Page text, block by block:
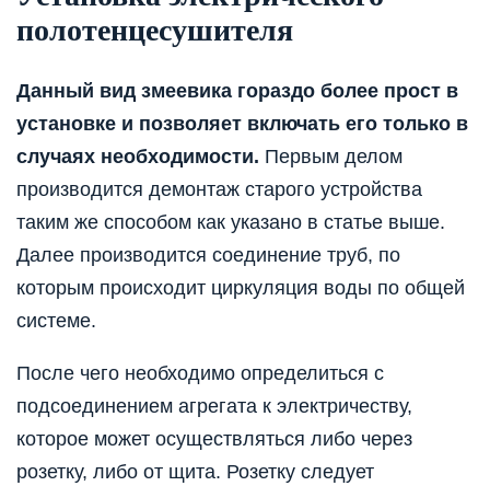
полотенцесушителя
Данный вид змеевика гораздо более прост в
установке и позволяет включать его только в
случаях необходимости. Первым делом
производится демонтаж старого устройства
таким же способом как указано в статье выше.
Далее производится соединение труб, по
которым происходит циркуляция воды по общей
системе.
После чего необходимо определиться с
подсоединением агрегата к электричеству,
которое может осуществляться либо через
розетку, либо от щита. Розетку следует